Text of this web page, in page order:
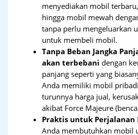
menyediakan mobil
hingga mobil mewah
tanpa perlu mengeluarkan
untuk membeli mobil.
Tanpa Beban Jangka
akan terbebani dengan
panjang seperti yang
Anda memiliki mobil
turunnya harga jual,
akibat Force Majeure
Praktis untuk Perjalanan
Anda membutuhkan mobil